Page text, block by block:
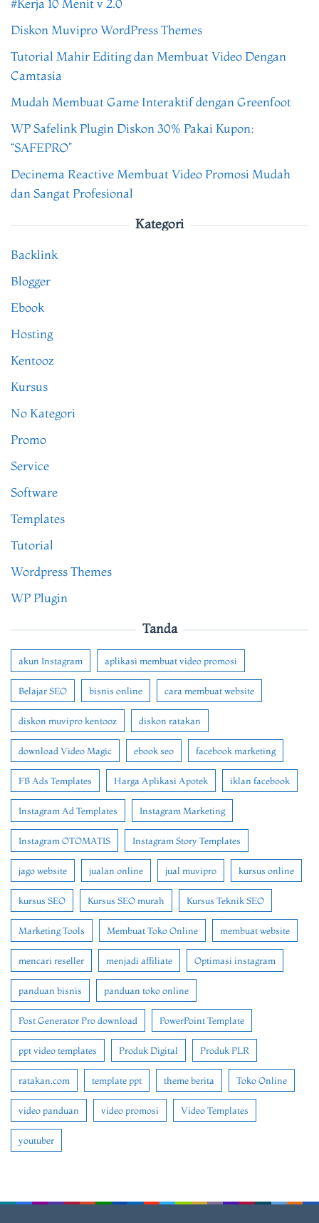
#Kerja 10 Menit v 2.0
Diskon Muvipro WordPress Themes
Tutorial Mahir Editing dan Membuat Video Dengan
Camtasia
Mudah Membuat Game Interaktif dengan Greenfoot
WP Safelink Plugin Diskon 30% Pakai Kupon:
“SAFEPRO”
Decinema Reactive Membuat Video Promosi Mudah
dan Sangat Profesional
Kategori
Backlink
Blogger
Ebook
Hosting
Kentooz
Kursus
No Kategori
Promo
Service
Software
Templates
Tutorial
Wordpress Themes
WP Plugin
Tanda
akun Instagram aplikasi membuat video promosi
Belajar SEO bisnis online cara membuat website
diskon muvipro kentooz diskon ratakan
download Video Magic ebook seo facebook marketing
FB Ads Templates Harga Aplikasi Apotek iklan facebook
Instagram Ad Templates Instagram Marketing
Instagram OTOMATIS Instagram Story Templates
jago website jualan online jual muvipro kursus online
kursus SEO Kursus SEO murah Kursus Teknik SEO
Marketing Tools Membuat Toko Online membuat website
mencari reseller menjadi affiliate Optimasi instagram
panduan bisnis panduan toko online
Post Generator Pro download PowerPoint Template
ppt video templates Produk Digital Produk PLR
ratakan.com template ppt theme berita Toko Online
video panduan video promosi Video Templates
youtuber